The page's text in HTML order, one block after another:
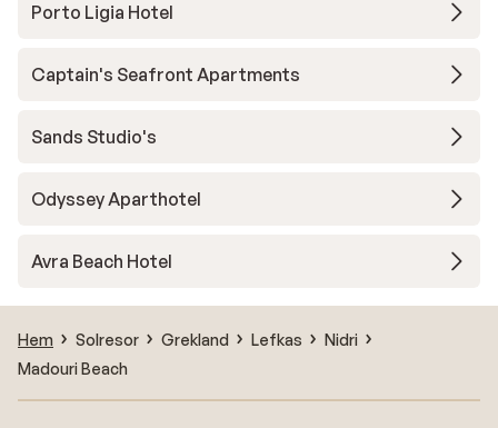
Porto Ligia Hotel
Captain's Seafront Apartments
Sands Studio's
Odyssey Aparthotel
Avra Beach Hotel
Hem Solresor Grekland Lefkas
Nidri
Madouri Beach